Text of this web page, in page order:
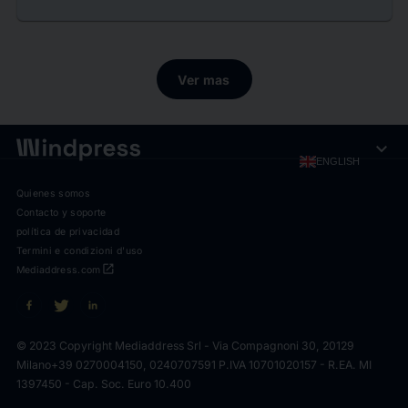
Ver mas
ENGLISH expand_more
Quienes somos
Contacto y soporte
política de privacidad
Termini e condizioni d'uso
open_in_new
Mediaddress.com
© 2023 Copyright Mediaddress Srl - Via Compagnoni 30, 20129
Milano+39 0270004150, 0240707591 P.IVA 10701020157 - R.EA. MI
1397450 - Cap. Soc. Euro 10.400